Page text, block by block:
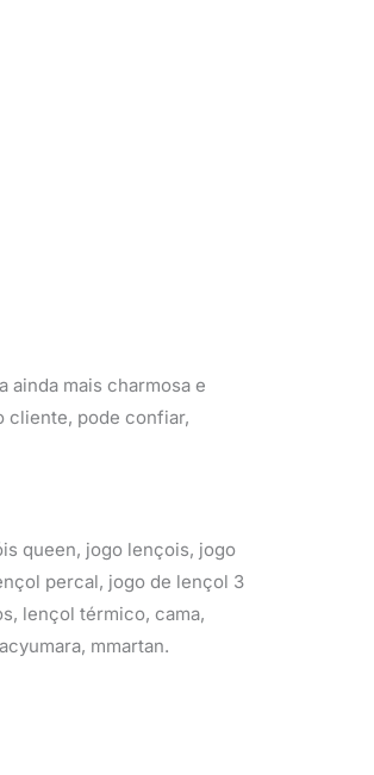
ainda mais charmosa e
cliente, pode confiar,
queen, jogo lençois, jogo
percal, jogo de lençol 3
lençol térmico, cama,
mmartan.